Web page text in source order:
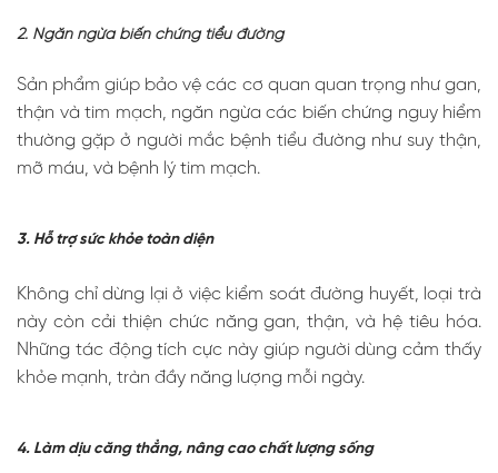
2. Ngăn ngừa biến chứng tiểu đường
Sản phẩm giúp bảo vệ các cơ quan quan trọng như gan,
thận và tim mạch, ngăn ngừa các biến chứng nguy hiểm
thường gặp ở người mắc bệnh tiểu đường như suy thận,
mỡ máu, và bệnh lý tim mạch.
3. Hỗ trợ sức khỏe toàn diện
Không chỉ dừng lại ở việc kiểm soát đường huyết, loại trà
này còn cải thiện chức năng gan, thận, và hệ tiêu hóa.
Những tác động tích cực này giúp người dùng cảm thấy
khỏe mạnh, tràn đầy năng lượng mỗi ngày.
4. Làm dịu căng thẳng, nâng cao chất lượng sống